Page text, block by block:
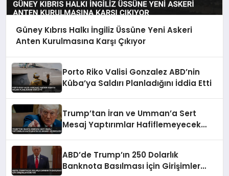
Güney Kıbrıs Halkı İngiliz Üssüne Yeni Askeri
Anten Kurulmasına Karşı Çıkıyor
Porto Riko Valisi Gonzalez ABD’nin
Küba’ya Saldırı Planladığını İddia Etti
Trump’tan İran ve Umman’a Sert
Mesaj Yaptırımlar Hafiflemeyecek
ABD’de Trump’ın 250 Dolarlık
Banknota Basılması İçin Girişimler